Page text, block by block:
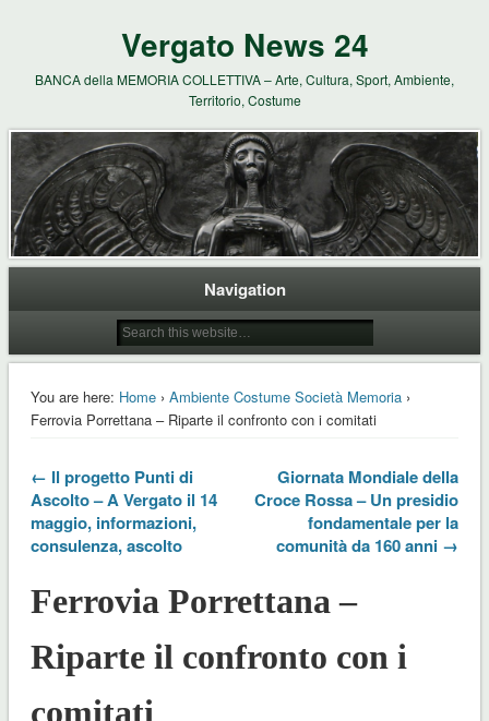
Vergato News 24
BANCA della MEMORIA COLLETTIVA – Arte, Cultura, Sport, Ambiente,
Territorio, Costume
Navigation
You are here: Home› Ambiente Costume Società Memoria›
Ferrovia Porrettana – Riparte il confronto con i comitati
← Il progetto Punti di
Ascolto – A Vergato il 14
maggio, informazioni,
consulenza, ascolto
Giornata Mondiale della
Croce Rossa – Un presidio
fondamentale per la
comunità da 160 anni →
Ferrovia Porrettana –
Riparte il confronto con i
comitati